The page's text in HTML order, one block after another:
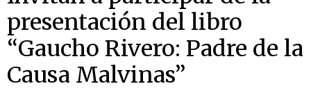
presentación del libro
“Gaucho Rivero: Padre de la
Causa Malvinas”